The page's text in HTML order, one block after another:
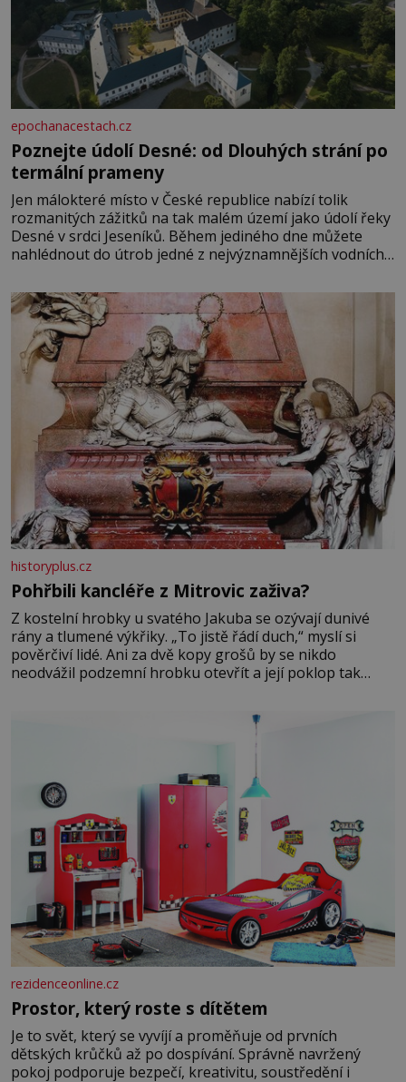
epochanacestach.cz
Poznejte údolí Desné: od Dlouhých strání po
termální prameny
Jen málokteré místo v České republice nabízí tolik
rozmanitých zážitků na tak malém území jako údolí řeky
Desné v srdci Jeseníků. Během jediného dne můžete
nahlédnout do útrob jedné z nejvýznamnějších vodních
se na koloběžce a den zakončit poznáváním památek ve
Velkých Losinách nebo v termálním
historyplus.cz
Pohřbili kancléře z Mitrovic zaživa?
Z kostelní hrobky u svatého Jakuba se ozývají dunivé
rány a tlumené výkřiky. „To jistě řádí duch,“ myslí si
pověrčiví lidé. Ani za dvě kopy grošů by se nikdo
neodvážil podzemní hrobku otevřít a její poklop tak
rezidenceonline.cz
Prostor, který roste s dítětem
Je to svět, který se vyvíjí a proměňuje od prvních
dětských krůčků až po dospívání. Správně navržený
pokoj podporuje bezpečí, kreativitu, soustředění i